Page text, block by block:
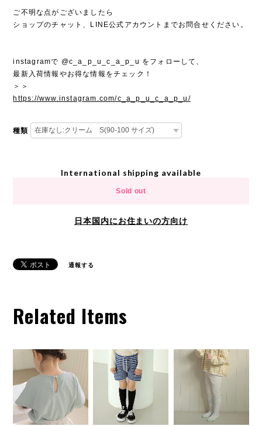
ご不明な点がございましたら
ショップのチャット、LINE公式アカウントまでお問合せください。
instagramで @c_a_p_u_c_a_p_u をフォローして、
最新入荷情報やお得な情報をチェック！
＞＞
https://www.instagram.com/c_a_p_u_c_a_p_u/
種類
International shipping available
Sold out
日本国内にお住まいの方向け
通報する
Related Items